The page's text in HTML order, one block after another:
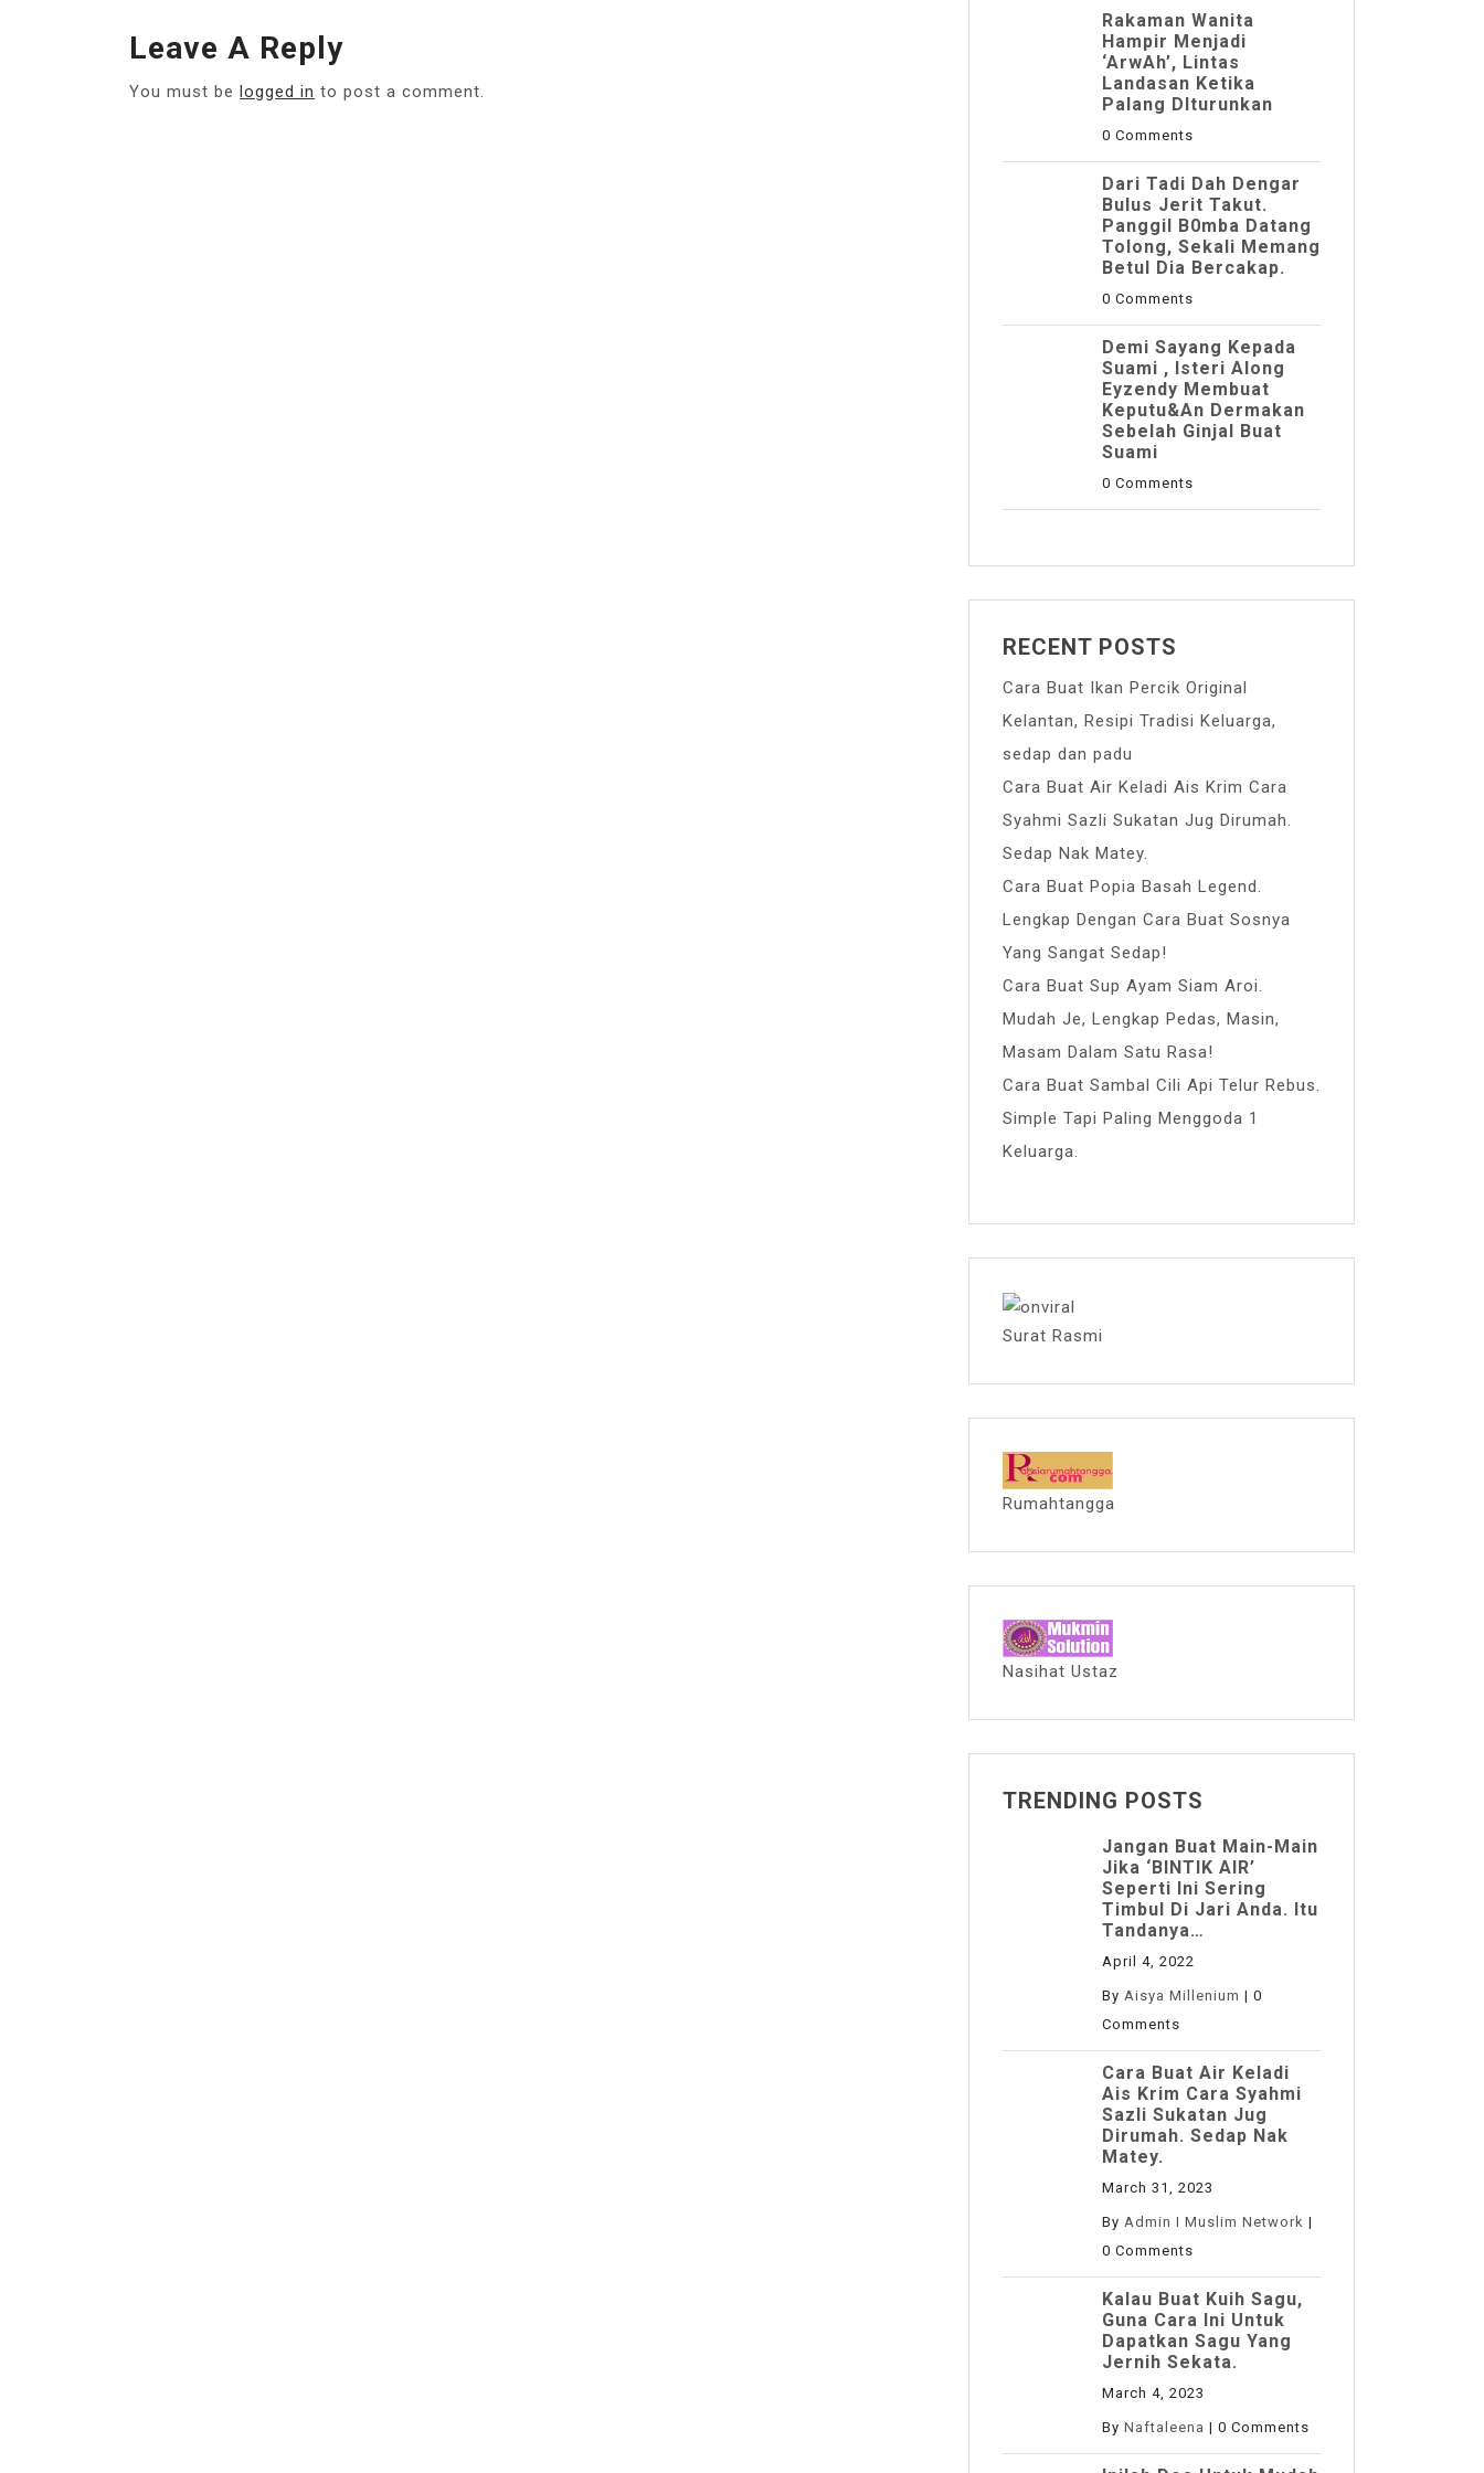
Leave A Reply
You must be logged in to post a comment.
Rakaman Wanita
Hampir Menjadi
‘ArwAh’, Lintas
Landasan Ketika
Palang DIturunkan
0 Comments
Dari Tadi Dah Dengar
Bulus Jerit Takut.
Panggil B0mba Datang
Tolong, Sekali Memang
Betul Dia Bercakap.
0 Comments
Demi Sayang Kepada
Suami , Isteri Along
Eyzendy Membuat
Keputu&an Dermakan
Sebelah Ginjal Buat
Suami
0 Comments
RECENT POSTS
Cara Buat Ikan Percik Original
Kelantan, Resipi Tradisi Keluarga,
sedap dan padu
Cara Buat Air Keladi Ais Krim Cara
Syahmi Sazli Sukatan Jug Dirumah.
Sedap Nak Matey.
Cara Buat Popia Basah Legend.
Lengkap Dengan Cara Buat Sosnya
Yang Sangat Sedap!
Cara Buat Sup Ayam Siam Aroi.
Mudah Je, Lengkap Pedas, Masin,
Masam Dalam Satu Rasa!
Cara Buat Sambal Cili Api Telur Rebus.
Simple Tapi Paling Menggoda 1
Keluarga.
Surat Rasmi
Rumahtangga
Nasihat Ustaz
TRENDING POSTS
Jangan Buat Main-Main
Jika ‘BINTIK AIR’
Seperti Ini Sering
Timbul Di Jari Anda. Itu
Tandanya…
April 4, 2022
By Aisya Millenium | 0
Comments
Cara Buat Air Keladi
Ais Krim Cara Syahmi
Sazli Sukatan Jug
Dirumah. Sedap Nak
Matey.
March 31, 2023
By Admin I Muslim Network |
0 Comments
Kalau Buat Kuih Sagu,
Guna Cara Ini Untuk
Dapatkan Sagu Yang
Jernih Sekata.
March 4, 2023
By Naftaleena | 0 Comments